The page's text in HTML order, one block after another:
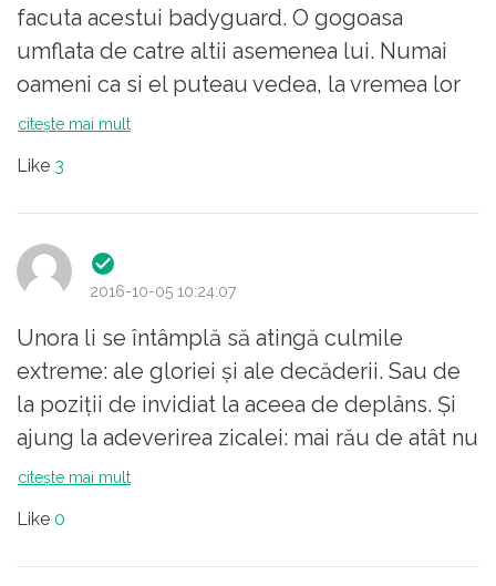
facuta acestui badyguard. O gogoasa
umflata de catre altii asemenea lui. Numai
oameni ca si el puteau vedea, la vremea lor
in posturi vremelnice, o valoare care ar fi
aceste grade prin munca,stiinta si daruire ptr
acest pamant. Bravo!
citește mai mult
Like 3
2016-10-05 10:24:07
Unora li se întâmplă să atingă culmile
extreme: ale gloriei și ale decăderii. Sau de
la poziții de invidiat la aceea de deplâns. Și
ajung la adeverirea zicalei: mai rău de atât nu
se poate.
citește mai mult
Like 0